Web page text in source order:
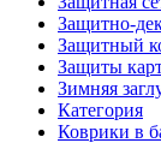
Защитно-
Защитный
Защиты
Зимняя
Категория
Коврики в